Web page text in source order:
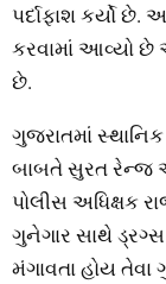
પર્દાફાશ કર્યો
કરવામાં આવ્યો
છે.
ગુજરાતમાં
બાબતે સુરત રેન્જ
પોલીસ અધિક્ષક
ગુનેગાર સાથે
મંગાવતા હોય તેવા